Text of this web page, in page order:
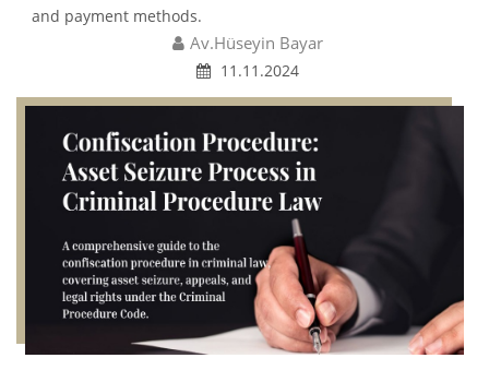
and payment methods.
Av.Hüseyin Bayar
11.11.2024